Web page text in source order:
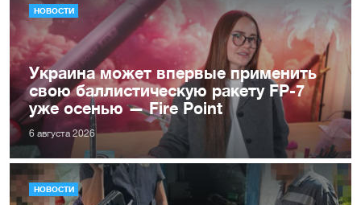
НОВОСТИ
Украина может впервые применить
свою баллистическую ракету FP-7
уже осенью — Fire Point
6 августа 2026
НОВОСТИ